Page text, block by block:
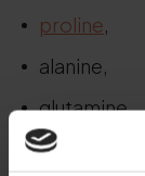
proline,
alanine,
glutamine,
cysteïne,